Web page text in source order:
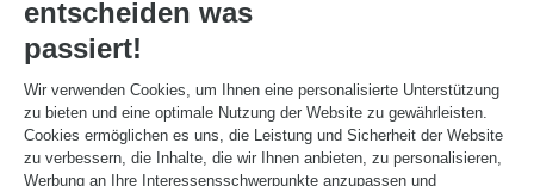
entscheiden was
passiert!
Wir verwenden Cookies, um Ihnen eine personalisierte Unterstützung
zu bieten und eine optimale Nutzung der Website zu gewährleisten.
Cookies ermöglichen es uns, die Leistung und Sicherheit der Website
zu verbessern, die Inhalte, die wir Ihnen anbieten, zu personalisieren,
Werbung an Ihre Interessensschwerpunkte anzupassen und
NÜTZLICHE LINKS
Aktionswochen
Montageanleitung und Pflegeleitfaden
Katalog herunterladen
ÜBER
News aus dem Unternehmen